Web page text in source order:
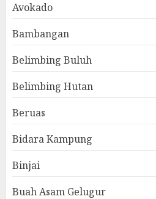
Avokado
Bambangan
Belimbing Buluh
Belimbing Hutan
Beruas
Bidara Kampung
Binjai
Buah Asam Gelugur